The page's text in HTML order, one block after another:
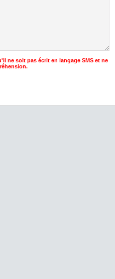
ne soit pas écrit en langage SMS et ne